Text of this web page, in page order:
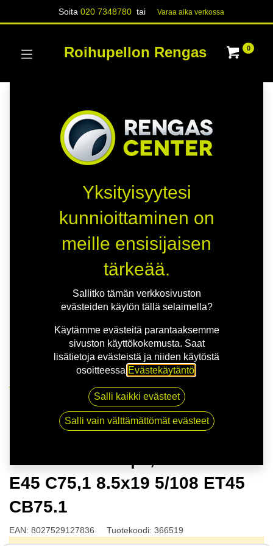
Soita020 7348780 tai Varaa aika verk​​​​ossa
Roihupellon Rengas 0
OZ HYPER GT | 8,5X19 5-108 E45 C75,1 8.5x19 5/108
ET45 CB75.1
E45 C75,1 8.5x19 5/108 ET45
CB75.1
EAN: 8027529127836 Tuotekoodi: 366519
Yksityisyytesi
kunnioittaminen on
meille ensisijaisen
tärkeää.
Sallitko tämän verkkosivuston
evästeiden käytön tällä selaimella?
Käytämme evästeitä parantaaksemme
sivuston käyttökokemusta. Saat
lisätietoja evästeistä ja niiden käytöstä
osoitteessa Evästekäytäntö
Salli kaikki evästeet
Salli vain välttämättömät evästeet